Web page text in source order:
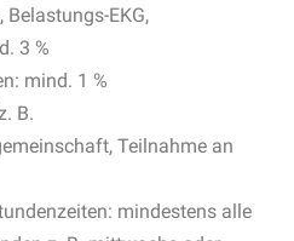
EKG,
3 %
mind. 1 %
B.
Teilnahme an
mindestens alle